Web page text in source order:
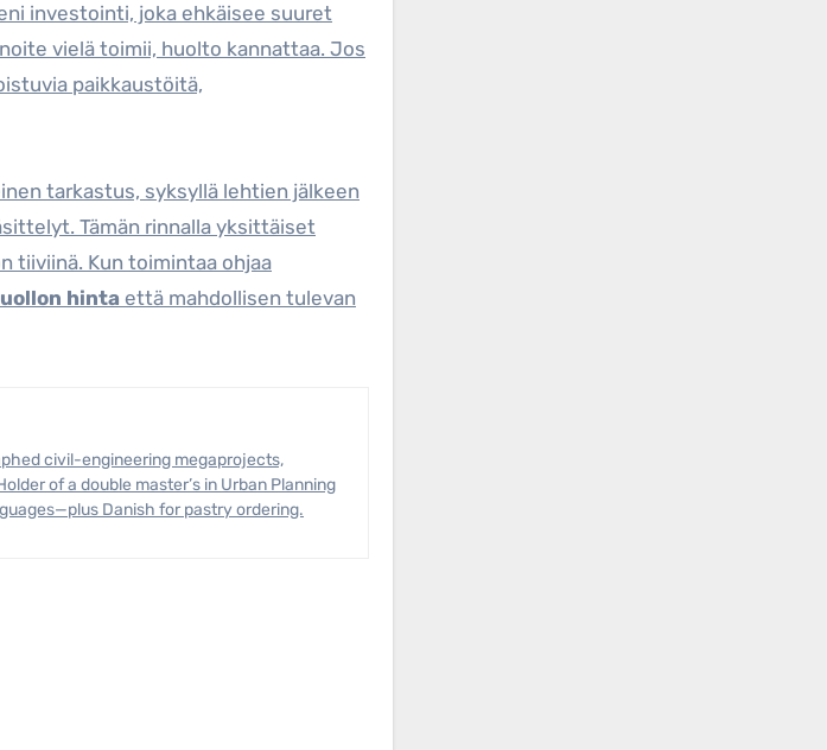
investointi, joka ehkäisee suuret
vielä toimii, huolto kannattaa. Jos
paikkaustöitä,
tarkastus, syksyllä lehtien jälkeen
Tämän rinnalla yksittäiset
tiiviinä. Kun toimintaa ohjaa
hinta että mahdollisen tulevan
of a double master’s in Urban Planning
Danish for pastry ordering.